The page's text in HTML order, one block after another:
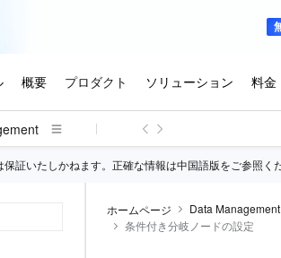
証いたしかねます。正確な情報は中国語版をご参照くだ
タート
ホームページ Data Management
条件付き分岐ノードの設定